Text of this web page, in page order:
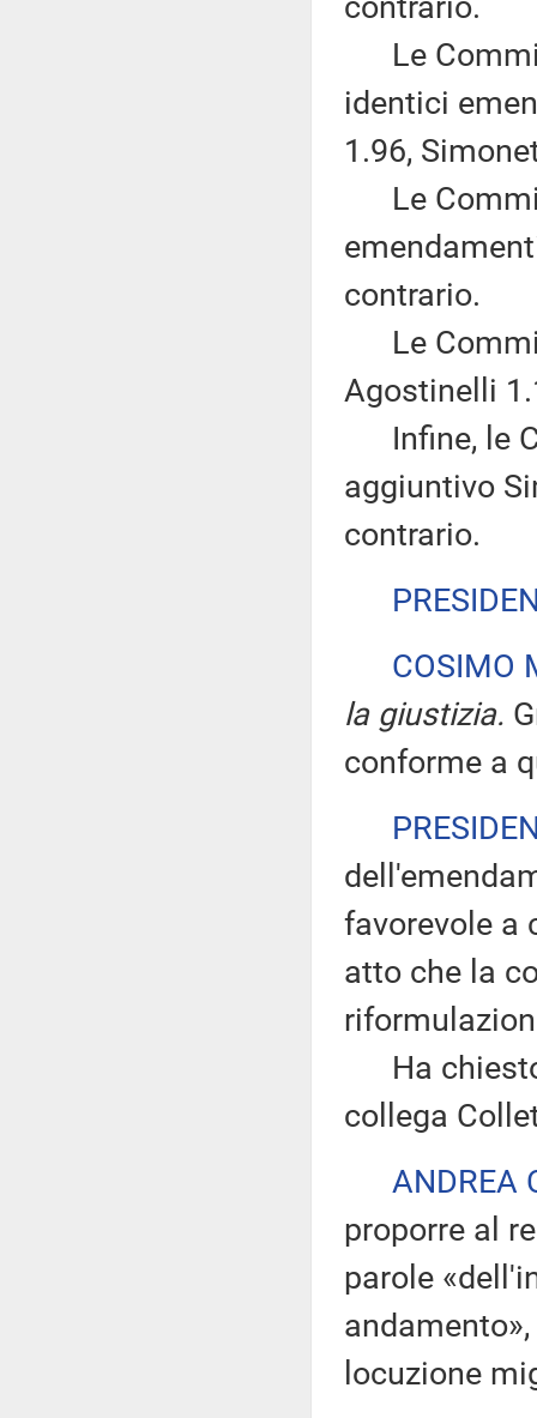
Le
identici
1.96,
Le
contrario.
Le
Agostinelli
Infine, le
aggiuntivo
contrario.
COSIMO
la giustizia.
conforme a
favorevole a
atto che la
Ha chiesto
collega
ANDREA
proporre al
parole
locuzione